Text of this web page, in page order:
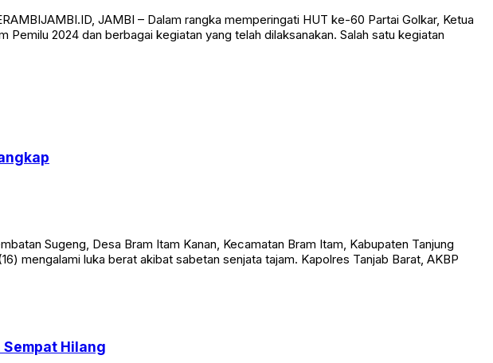
JAMBI – Dalam rangka memperingati HUT ke-60 Partai Golkar, Ketua
2024 dan berbagai kegiatan yang telah dilaksanakan. Salah satu kegiatan
Sugeng, Desa Bram Itam Kanan, Kecamatan Bram Itam, Kabupaten Tanjung
mengalami luka berat akibat sabetan senjata tajam. Kapolres Tanjab Barat, AKBP
Hilang